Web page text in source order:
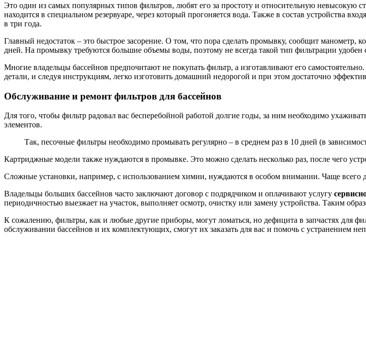
Это один из самых популярных типов фильтров, любят его за простоту и относительную
находится в специальном резервуаре, через который прогоняется вода. Также в состав устройства
в три года.
Главный недостаток – это быстрое засорение. О том, что пора сделать промывку, сообщит
дней. На промывку требуются большие объемы воды, поэтому не всегда такой тип фильтрации удобен
Многие владельцы бассейнов предпочитают не покупать фильтр, а изготавливают его
детали, и следуя инструкциям, легко изготовить домашний недорогой и при этом достаточно
Обслуживание и ремонт фильтров для бассейнов
Для того, чтобы фильтр радовал вас бесперебойной работой долгие годы, за ним необходимо
элементов.
Так, песочные фильтры необходимо промывать регулярно – в среднем раз в 10 дней (в
Картриджные модели также нуждаются в промывке. Это можно сделать несколько раз, после чего
Сложные установки, например, с использованием химии, нуждаются в особом внимании. Чаще всего
Владельцы больших бассейнов часто заключают договор с подрядчиком и оплачивают услугу
периодичностью выезжает на участок, выполняет осмотр, очистку или замену устройства. Таким
К сожалению, фильтры, как и любые другие приборы, могут ломаться, но дефицита в запчастях для
обслуживании бассейнов и их комплектующих, смогут их заказать для вас и помочь с устранением